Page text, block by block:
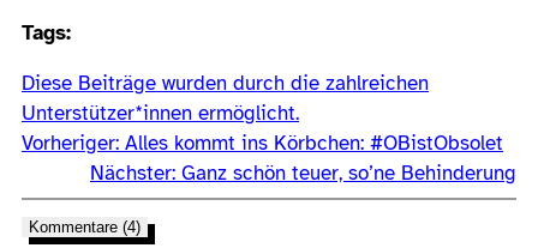
Tags:
Diese Beiträge wurden durch die zahlreichen
Unterstützer*innen ermöglicht.
Vorheriger: Alles kommt ins Körbchen: #OBistObsolet
Nächster: Ganz schön teuer, so’ne Behinderung
Kommentare (4)